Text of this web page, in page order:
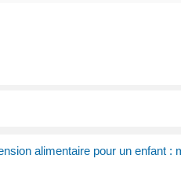
alimentaire pour un enfant :